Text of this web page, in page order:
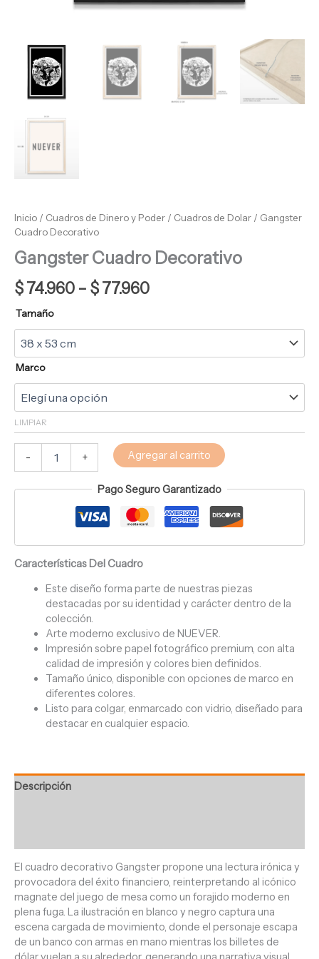
Inicio / Cuadros de Dinero y Poder / Cuadros de Dolar / Gangster
Cuadro Decorativo
Gangster Cuadro Decorativo
$74.960 – $77.960
Tamaño
Marco
LIMPIAR
- + Agregar al carrito
Pago Seguro Garantizado
Características Del Cuadro
Este diseño forma parte de nuestras piezas
destacadas por su identidad y carácter dentro de la
colección.
Arte moderno exclusivo de NUEVER.
Impresión sobre papel fotográfico premium, con alta
calidad de impresión y colores bien definidos.
Tamaño único, disponible con opciones de marco en
diferentes colores.
Listo para colgar, enmarcado con vidrio, diseñado para
destacar en cualquier espacio.
Descripción
El cuadro decorativo Gangster propone una lectura irónica y
provocadora del éxito financiero, reinterpretando al icónico
magnate del juego de mesa como un forajido moderno en
plena fuga. La ilustración en blanco y negro captura una
escena cargada de movimiento, donde el personaje escapa
de un banco con armas en mano mientras los billetes de